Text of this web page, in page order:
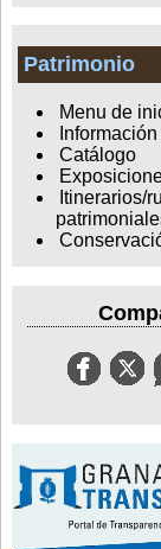
Patrimonio
Menu de
Catálogo
Itinerarios/